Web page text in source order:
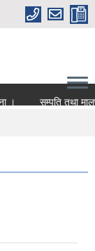
सम्पति तथा